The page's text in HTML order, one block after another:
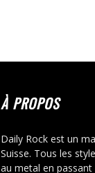
À PROPOS
Daily Rock est un
Suisse. Tous les
au metal en